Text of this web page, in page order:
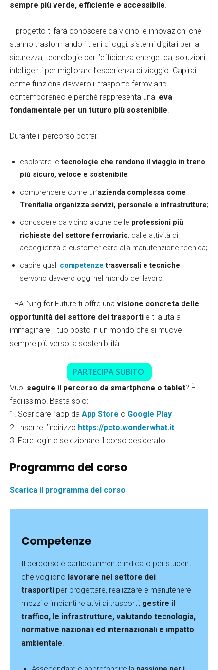
sempre più verde, efficiente e accessibile.
Il progetto ti farà conoscere da vicino le innovazioni che
stanno trasformando i treni di oggi: sistemi digitali per la
sicurezza, tecnologie per l’efficienza energetica, soluzioni
intelligenti per migliorare l’esperienza di viaggio. Capirai
come funziona davvero il trasporto ferroviario
contemporaneo e perché rappresenta una leva
fondamentale per un futuro più sostenibile.
Durante il percorso potrai:
esplorare letecnologie che rendono il viaggio in treno
più sicuro, veloce e sostenibile;
comprendere come un’azienda complessa come
Trenitalia organizza servizi, personale e infrastrutture;
conoscere da vicino alcune delle professioni più
richieste del settore ferroviario, dalle attività di
accoglienza e customer care alla manutenzione tecnica;
capire quali competenze trasversali e tecniche
servono davvero oggi nel mondo del lavoro.
TRAINing for Future ti offre una visione concreta delle
opportunità del settore dei trasporti e ti aiuta a
immaginare il tuo posto in un mondo che si muove
sempre più verso la sostenibilità.
PARTECIPA SUBITO!
Vuoi seguire il percorso da smartphone o tablet? È
facilissimo! Basta solo:
1. Scaricare l’app da App Store o Google Play
2. Inserire l’indirizzo https://pcto.wonderwhat.it
3. Fare login e selezionare il corso desiderato
Programma del corso
Scarica il programma del corso
Competenze
Il percorso è particolarmente indicato per studenti
che vogliono lavorare nel settore dei
trasporti per progettare, realizzare e manutenere
mezzi e impianti relativi ai trasporti, gestire il
traffico, le infrastrutture, valutando tecnologia,
normative nazionali ed internazionali e impatto
ambientale.